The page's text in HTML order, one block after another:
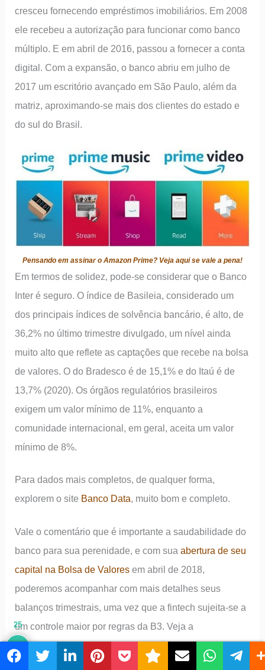
cresceu fornecendo empréstimos imobiliários. Em 2008
ele recebeu a autorização para funcionar como banco
múltiplo. E em abril de 2016, passou a fornecer a conta
digital. Com a expansão, o banco abriu em julho de
2017 um escritório avançado em São Paulo, além da
matriz, aproximando-se mais dos clientes do estado e
do sul do Brasil.
Pensando em assinar o Amazon Prime? Veja aqui se vale a pena!
Em termos de solidez, pode-se considerar que o Banco
Inter é seguro. O índice de Basileia, considerado um
dos principais índices de solvência bancário, é alto, de
36,2% no último trimestre divulgado, um nível ainda
muito alto que reflete as captações que recebe na bolsa
de valores. O do Bradesco é de 15,1% e do Itaú é de
13,7% (2020). Os órgãos regulatórios brasileiros
exigem um valor mínimo de 11%, enquanto a
comunidade internacional, em geral, aceita um valor
mínimo de 8%.
Para dados mais completos, de qualquer forma,
explorem o site Banco Data, muito bom e completo.
Vale o comentário que é importante a saudabilidade do
banco para sua perenidade, e com suaabertura de seu
capital na Bolsa de Valores em abril de 2018,
poderemos acompanhar com mais detalhes seus
balanços trimestrais, uma vez que a fintech sujeita-se a
um controle maior por regras da B3. Veja a
apresentação institucional do Banco Inter e o
fechamento dos últimos balanços acessando sua
25